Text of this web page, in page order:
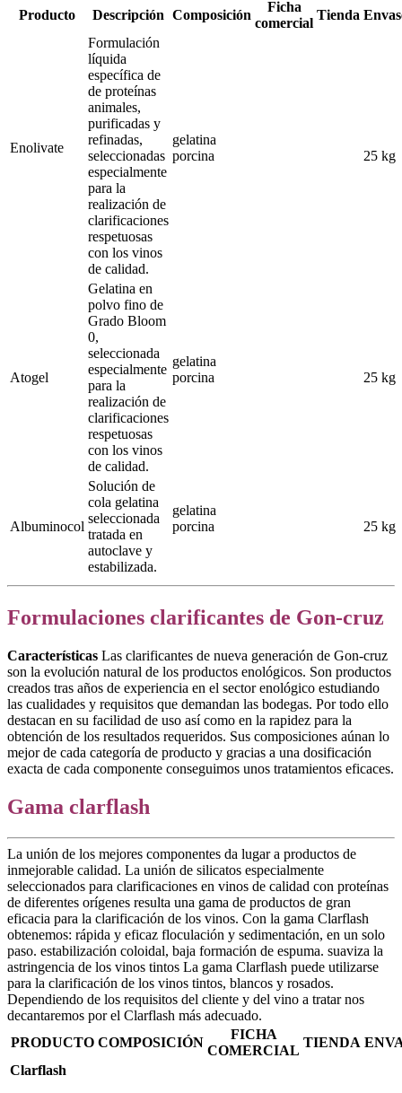
Producto Descripción Composición
Ficha
comercial
Tienda
Enolivate
Formulación
líquida
específica de
de proteínas
animales,
purificadas y
refinadas,
seleccionadas
especialmente
para la
realización de
clarificaciones
respetuosas
con los vinos
de calidad.
gelatina
porcina
25 kg
Atogel
Gelatina en
polvo fino de
Grado Bloom
0,
seleccionada
especialmente
para la
realización de
clarificaciones
respetuosas
con los vinos
de calidad.
gelatina
porcina
25 kg
Albuminocol
Solución de
cola gelatina
seleccionada
tratada en
autoclave y
estabilizada.
gelatina
porcina
25 kg
Formulaciones clarificantes de Gon-cruz
Características Las clarificantes de nueva generación de Gon-cruz
son la evolución natural de los productos enológicos. Son productos
creados tras años de experiencia en el sector enológico estudiando
las cualidades y requisitos que demandan las bodegas. Por todo ello
destacan en su facilidad de uso así como en la rapidez para la
obtención de los resultados requeridos. Sus composiciones aúnan lo
mejor de cada categoría de producto y gracias a una dosificación
exacta de cada componente conseguimos unos tratamientos eficaces.
Gama clarflash
La unión de los mejores componentes da lugar a productos de
inmejorable calidad. La unión de silicatos especialmente
seleccionados para clarificaciones en vinos de calidad con proteínas
de diferentes orígenes resulta una gama de productos de gran
eficacia para la clarificación de los vinos. Con la gama Clarflash
obtenemos: rápida y eficaz floculación y sedimentación, en un solo
paso. estabilización coloidal, baja formación de espuma. suaviza la
astringencia de los vinos tintos La gama Clarflash puede utilizarse
para la clarificación de los vinos tintos, blancos y rosados.
Dependiendo de los requisitos del cliente y del vino a tratar nos
decantaremos por el Clarflash más adecuado.
PRODUCTO COMPOSICIÓN
FICHA
COMERCIAL
TIENDA
Clarflash